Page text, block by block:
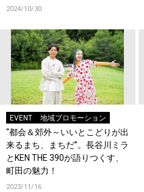
グテーマに決定！
2024/10/30
EVENT 地域プロモーション
“都会＆郊外～いいとこどりが出
来るまち、まちだ”。長谷川ミラ
とKEN THE 390が語りつくす、
町田の魅力！
2023/11/16